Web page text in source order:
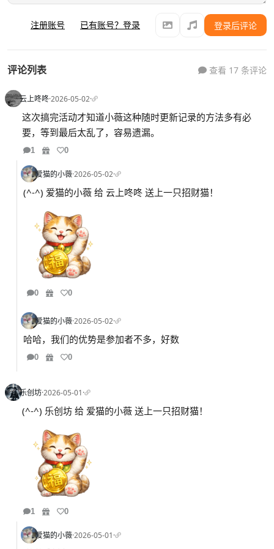
注册账号 已有账号？登录 登录后评论
评论列表 查看 17 条评论
云上咚咚·2026-05-02·
这次搞完活动才知道小薇这种随时更新记录的方法多有必
要，等到最后太乱了，容易遗漏。
1 0
爱猫的小薇·2026-05-02·
(^-^) 爱猫的小薇 给 云上咚咚 送上一只招财猫！
0 0
爱猫的小薇·2026-05-02·
哈哈，我们的优势是参加者不多，好数
0 0
乐创坊·2026-05-01·
(^-^) 乐创坊 给 爱猫的小薇 送上一只招财猫！
1 0
爱猫的小薇·2026-05-01·